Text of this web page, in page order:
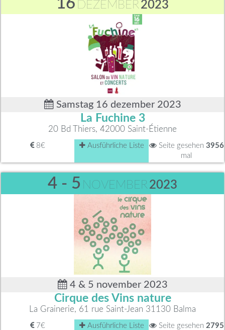
DEZEMBER 2023
Samstag 16 dezember 2023
La Fuchine 3
20 Bd Thiers, 42000 Saint-Étienne
8€ Ausführliche Liste Seite gesehen 3956
mal
4 - 5 NOVEMBER 2023
4 & 5 november 2023
Cirque des Vins nature
La Grainerie, 61 rue Saint-Jean 31130 Balma
7€ Ausführliche Liste Seite gesehen 2795